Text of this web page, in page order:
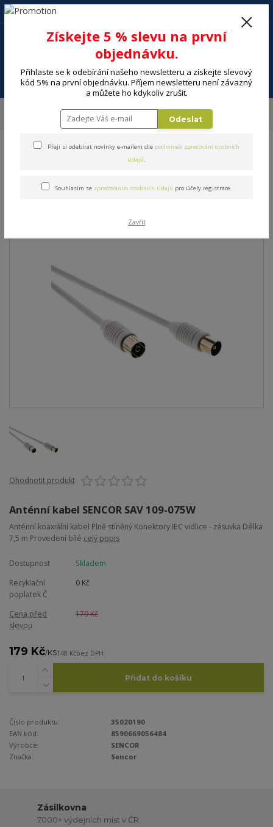
Menu
+420 602 494 600
Anténní kabel SENCOR SAV 109-075W
Anténní kabel SENCOR SAV
109-075W
Ohodnotit produkt
Anténní kabel SENCOR SAV 109-075W
Anténní koaxiální kabel Plně stíněný Konektory IEC vidlice - zásuvka Délka
7,5 m Provedení bílé celý popis
Dostupnost
Skladem
Recyklační
poplatek Č
0 Kč
Cena před
slevou
179 Kč
179 Kč/KS148 Kčbez DPH
Přidat do košíku
Číslo produktu:
35020190
EAN kód:
8590669056484
Výrobce:
SENCOR
Značka:
Sencor
Zásilkovna
7000+ výdejních míst v ČR
Získejte 5 % slevu na první
objednávku.
Přihlaste se k odebírání našeho newsletteru a získejte slevový
kód 5% na první objednávku. Příjem newsletteru není závazný
a můžete ho kdykoliv zrušit.
Odeslat
Přeji si odebírat novinky e-mailem dle podmínek zpracování osobních
údajů.
Souhlasím se zpracováním osobních údajů pro účely registrace.
Zavřít